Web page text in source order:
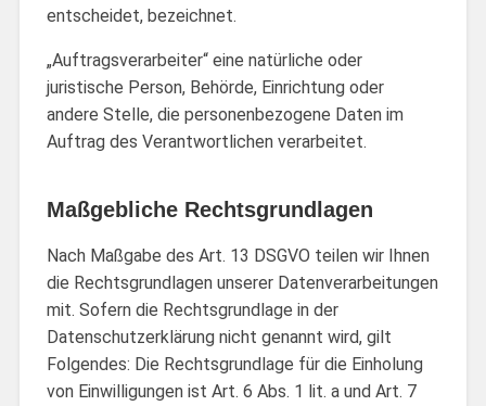
entscheidet, bezeichnet.
„Auftragsverarbeiter“ eine natürliche oder
juristische Person, Behörde, Einrichtung oder
andere Stelle, die personenbezogene Daten im
Auftrag des Verantwortlichen verarbeitet.
Maßgebliche Rechtsgrundlagen
Nach Maßgabe des Art. 13 DSGVO teilen wir Ihnen
die Rechtsgrundlagen unserer Datenverarbeitungen
mit. Sofern die Rechtsgrundlage in der
Datenschutzerklärung nicht genannt wird, gilt
Folgendes: Die Rechtsgrundlage für die Einholung
von Einwilligungen ist Art. 6 Abs. 1 lit. a und Art. 7